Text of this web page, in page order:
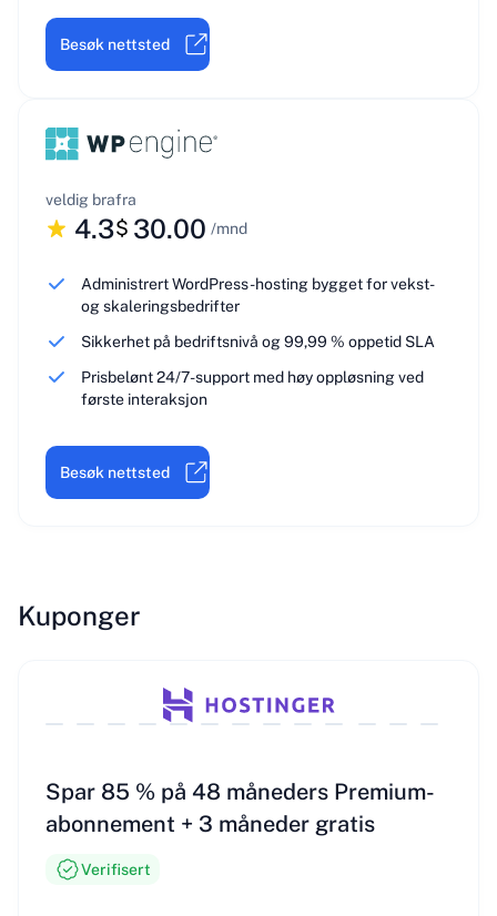
Besøk nettsted
veldig bra
4.3
fra
$ 30.00 /mnd
Administrert WordPress-hosting bygget for vekst-
og skaleringsbedrifter
Sikkerhet på bedriftsnivå og 99,99 % oppetid SLA
Prisbelønt 24/7-support med høy oppløsning ved
første interaksjon
Besøk nettsted
Kuponger
Spar 85 % på 48 måneders Premium-
abonnement + 3 måneder gratis
Verifisert